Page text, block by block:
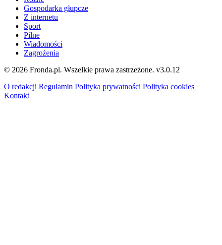
Gospodarka głupcze
Z internetu
Sport
Pilne
Wiadomości
Zagrożenia
© 2026 Fronda.pl. Wszelkie prawa zastrzeżone. v3.0.12
O redakcji Regulamin Polityka prywatności Polityka cookies
Kontakt